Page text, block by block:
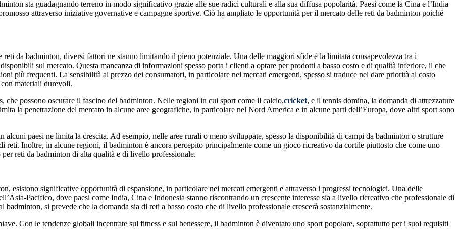
sta guadagnando terreno in modo significativo grazie alle sue radici culturali e alla sua diffusa popolarità. Paesi come la Cina e l’India
attraverso iniziative governative e campagne sportive. Ciò ha ampliato le opportunità per il mercato delle reti da badminton poiché
da badminton, diversi fattori ne stanno limitando il pieno potenziale. Una delle maggiori sfide è la limitata consapevolezza tra i
sul mercato. Questa mancanza di informazioni spesso porta i clienti a optare per prodotti a basso costo e di qualità inferiore, il che
più frequenti. La sensibilità al prezzo dei consumatori, in particolare nei mercati emergenti, spesso si traduce nel dare priorità al costo
materiali durevoli.
possono oscurare il fascino del badminton. Nelle regioni in cui sport come il calcio,cricket, e il tennis domina, la domanda di attrezzature
la penetrazione del mercato in alcune aree geografiche, in particolare nel Nord America e in alcune parti dell’Europa, dove altri sport sono
paesi ne limita la crescita. Ad esempio, nelle aree rurali o meno sviluppate, spesso la disponibilità di campi da badminton o strutture
reti. Inoltre, in alcune regioni, il badminton è ancora percepito principalmente come un gioco ricreativo da cortile piuttosto che come uno
reti da badminton di alta qualità e di livello professionale.
esistono significative opportunità di espansione, in particolare nei mercati emergenti e attraverso i progressi tecnologici. Una delle
Pacifico, dove paesi come India, Cina e Indonesia stanno riscontrando un crescente interesse sia a livello ricreativo che professionale di
si prevede che la domanda sia di reti a basso costo che di livello professionale crescerà sostanzialmente.
Con le tendenze globali incentrate sul fitness e sul benessere, il badminton è diventato uno sport popolare, soprattutto per i suoi requisiti